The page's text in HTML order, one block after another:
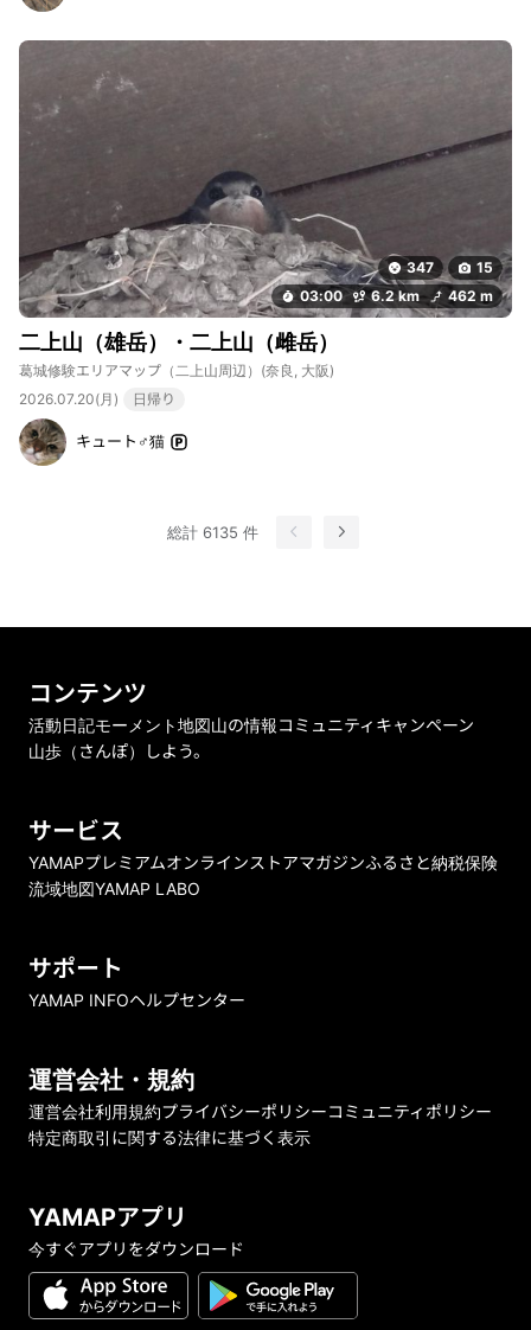
347
15
03:00
6.2 km 462 m
二上山（雄岳）・二上山（雌岳）
葛城修験エリアマップ（二上山周辺） (奈良, 大阪)
2026.07.20(月)
日帰り
キュート♂猫
総計 6135 件
コンテンツ
活動日記モーメント地図山の情報コミュニティ キャンペーン
山歩（さんぽ）しよう。
サービス
YAMAPプレミアムオンラインストアマガジンふるさと納税保険
流域地図YAMAP LABO
サポート
YAMAP INFOヘルプセンター
運営会社・規約
運営会社利用規約プライバシーポリシーコミュニティポリシー
特定商取引に関する法律に基づく表示
YAMAPアプリ
今すぐアプリをダウンロード